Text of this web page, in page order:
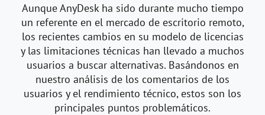
Aunque AnyDesk ha sido durante mucho tiempo
un referente en el mercado de escritorio remoto,
los recientes cambios en su modelo de licencias
y las limitaciones técnicas han llevado a muchos
usuarios a buscar alternativas. Basándonos en
nuestro análisis de los comentarios de los
usuarios y el rendimiento técnico, estos son los
principales puntos problemáticos.